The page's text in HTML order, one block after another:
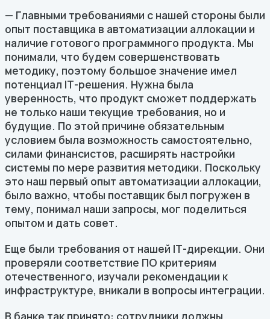
— Главными требованиями с нашей стороны были
опыт поставщика в автоматизации аллокации и
наличие готового программного продукта. Мы
понимали, что будем совершенствовать
методику, поэтому большое значение имел
потенциал IТ-решения. Нужна была
уверенность, что продукт сможет поддержать
не только наши текущие требования, но и
будущие. По этой причине обязательным
условием была возможность самостоятельно,
силами финансистов, расширять настройки
системы по мере развития методики. Поскольку
это наш первый опыт автоматизации аллокации,
было важно, чтобы поставщик был погружен в
тему, понимал наши запросы, мог поделиться
опытом и дать совет.
Еще были требования от нашей IТ-дирекции. Они
проверяли соответствие ПО критериям
отечественного, изучали рекомендации к
инфраструктуре, вникали в вопросы интеграции.
В банке так принято: сотрудники должны